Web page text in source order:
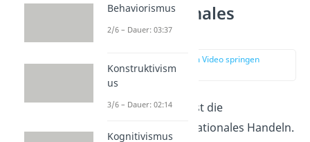
Was ist rationales
Denken?
zur Stelle im Video springen
(00:15)
Rationales Denken ist die
Voraussetzung für rationales Handeln.
Behaviorismus
2/6 – Dauer: 03:37
Konstruktivism
us
3/6 – Dauer: 02:14
Kognitivismus